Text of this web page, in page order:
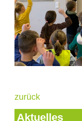
zurück
Aktuelles